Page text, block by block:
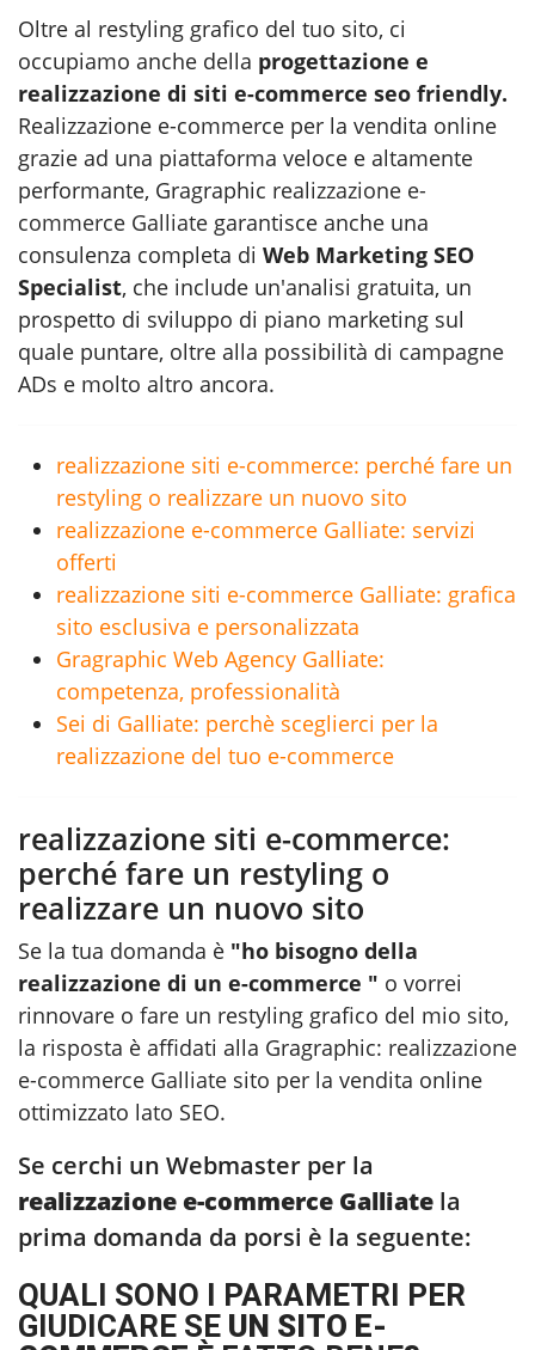
Oltre al restyling grafico del tuo sito, ci
occupiamo anche della progettazione e
realizzazione di siti e-commerce seo friendly.
Realizzazione e-commerce per la vendita online
grazie ad una piattaforma veloce e altamente
performante, Gragraphic realizzazione e-
commerce Galliate garantisce anche una
consulenza completa di Web Marketing SEO
Specialist, che include un'analisi gratuita, un
prospetto di sviluppo di piano marketing sul
quale puntare, oltre alla possibilità di campagne
ADs e molto altro ancora.
realizzazione siti e-commerce: perché fare un
restyling o realizzare un nuovo sito
realizzazione e-commerce Galliate: servizi
offerti
realizzazione siti e-commerce Galliate: grafica
sito esclusiva e personalizzata
Gragraphic Web Agency Galliate:
competenza, professionalità
Sei di Galliate: perchè sceglierci per la
realizzazione del tuo e-commerce
realizzazione siti e-commerce:
perché fare un restyling o
realizzare un nuovo sito
Se la tua domanda è "ho bisogno della
realizzazione di un e-commerce " o vorrei
rinnovare o fare un restyling grafico del mio sito,
la risposta è affidati alla Gragraphic: realizzazione
e-commerce Galliate sito per la vendita online
ottimizzato lato SEO.
Se cerchi un Webmaster per la
realizzazione e-commerce Galliate la
prima domanda da porsi è la seguente:
QUALI SONO I PARAMETRI PER
GIUDICARE SE UN SITO E-